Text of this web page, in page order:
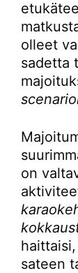
olleet
sadetta
on
sateen